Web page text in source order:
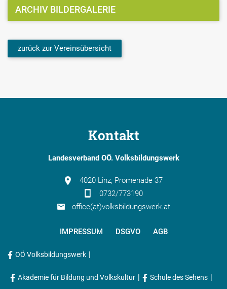
ARCHIV BILDERGALERIE
zurück zur Vereinsübersicht
Kontakt
Landesverband OÖ. Volksbildungswerk
4020 Linz, Promenade 37
0732/773190
office(at)volksbildungswerk.at
IMPRESSUM DSGVO AGB
OÖ Volksbildungswerk |
Akademie für Bildung und Volkskultur | Schule des Sehens |